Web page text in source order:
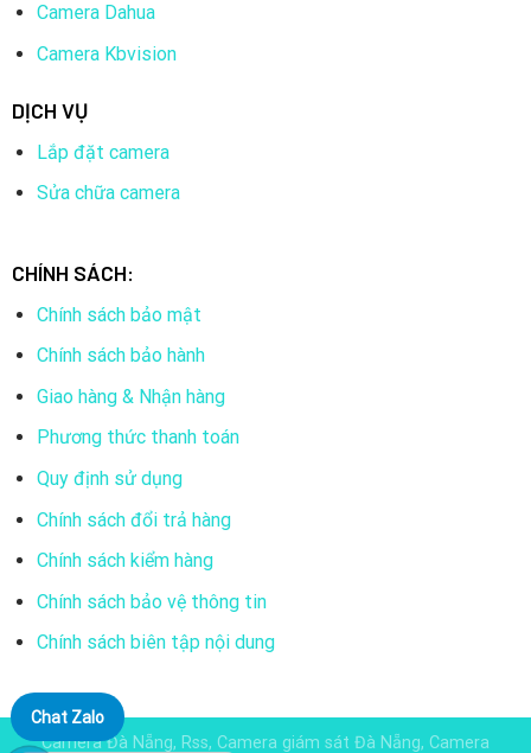
Camera Dahua
Camera Kbvision
DỊCH VỤ
Lắp đặt camera
Sửa chữa camera
CHÍNH SÁCH:
Chính sách bảo mật
Chính sách bảo hành
Giao hàng & Nhận hàng
Phương thức thanh toán
Quy định sử dụng
Chính sách đổi trả hàng
Chính sách kiểm hàng
Chính sách bảo vệ thông tin
Chính sách biên tập nội dung
Camera Đà Nẵng, Rss, Camera giám sát Đà Nẵng, Camera
Chat Zalo